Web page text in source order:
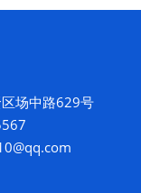
场中路629号